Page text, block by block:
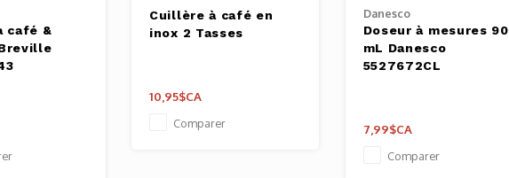
café &
Cuillère à café en
inox 2 Tasses
10,95$CA
Comparer
Danesco
Doseur à mesures 90
mL Danesco
5527672CL
7,99$CA
Comparer